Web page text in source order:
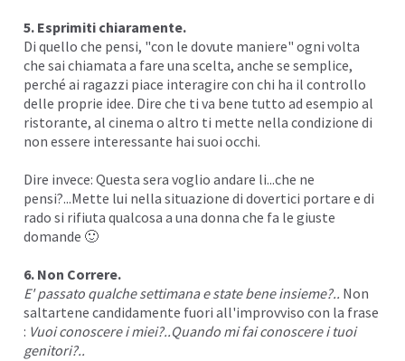
5. Esprimiti chiaramente.
Di quello che pensi, "con le dovute maniere" ogni volta
che sai chiamata a fare una scelta, anche se semplice,
perché ai ragazzi piace interagire con chi ha il controllo
delle proprie idee. Dire che ti va bene tutto ad esempio al
ristorante, al cinema o altro ti mette nella condizione di
non essere interessante hai suoi occhi.
Dire invece: Questa sera voglio andare li...che ne
pensi?...Mette lui nella situazione di dovertici portare e di
rado si rifiuta qualcosa a una donna che fa le giuste
domande 🙂
6. Non Correre.
E' passato qualche settimana e state bene insieme?.. Non
saltartene candidamente fuori all'improvviso con la frase
: Vuoi conoscere i miei?..Quando mi fai conoscere i tuoi
genitori?..